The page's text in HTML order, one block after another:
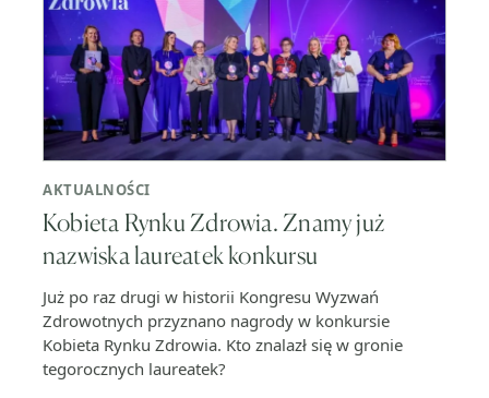
AKTUALNOŚCI
Kobieta Rynku Zdrowia. Znamy już
nazwiska laureatek konkursu
Już po raz drugi w historii Kongresu Wyzwań
Zdrowotnych przyznano nagrody w konkursie
Kobieta Rynku Zdrowia. Kto znalazł się w gronie
tegorocznych laureatek?